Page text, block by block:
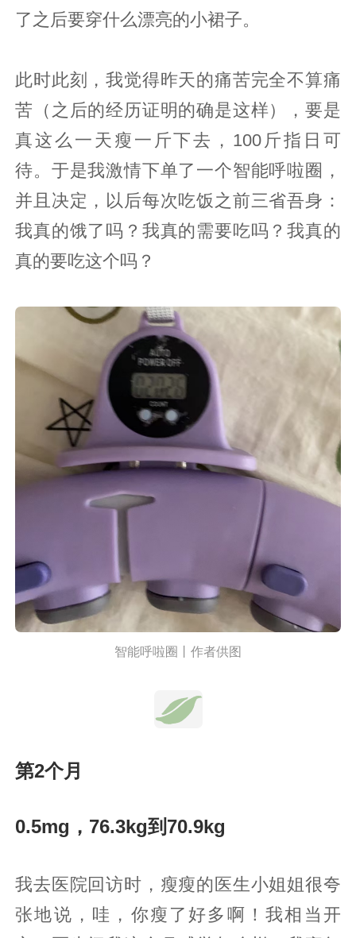
了之后要穿什么漂亮的小裙子。
此时此刻，我觉得昨天的痛苦完全不算痛
苦（之后的经历证明的确是这样），要是
真这么一天瘦一斤下去，100斤指日可
待。于是我激情下单了一个智能呼啦圈，
并且决定，以后每次吃饭之前三省吾身：
我真的饿了吗？我真的需要吃吗？我真的
真的要吃这个吗？
智能呼啦圈丨作者供图
第2个月
0.5mg，76.3kg到70.9kg
我去医院回访时，瘦瘦的医生小姐姐很夸
张地说，哇，你瘦了好多啊！我相当开